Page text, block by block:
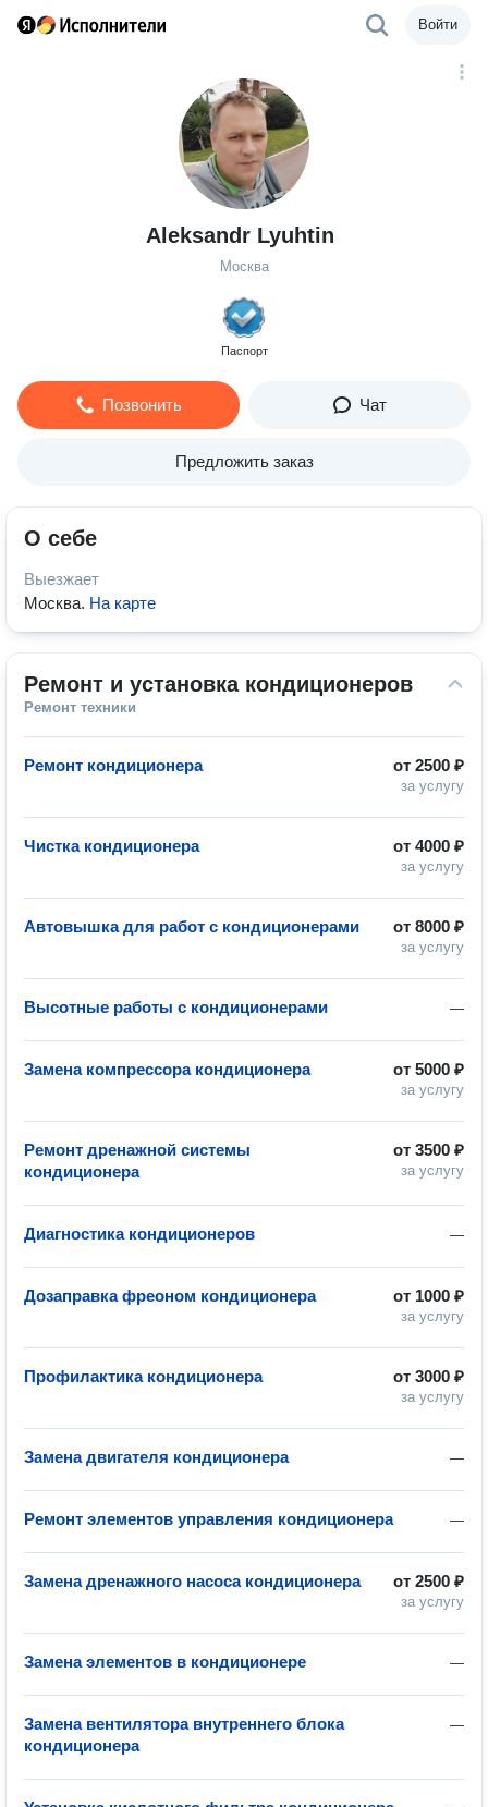
Войти
Aleksandr Lyuhtin
Москва
Паспорт
Позвонить Чат
Предложить заказ
О себе
Выезжает
Москва. На карте
Ремонт и установка кондиционеров
Ремонт техники
от 2500 ₽
за услугу
Ремонт кондиционера
от 4000 ₽
за услугу
Чистка кондиционера
от 8000 ₽
за услугу
Автовышка для работ с кондиционерами
—
Высотные работы с кондиционерами
от 5000 ₽
за услугу
Замена компрессора кондиционера
от 3500 ₽
за услугу
Ремонт дренажной системы
кондиционера
—
Диагностика кондиционеров
от 1000 ₽
за услугу
Дозаправка фреоном кондиционера
от 3000 ₽
за услугу
Профилактика кондиционера
—
Замена двигателя кондиционера
—
Ремонт элементов управления кондиционера
от 2500 ₽
за услугу
Замена дренажного насоса кондиционера
—
Замена элементов в кондиционере
—
Замена вентилятора внутреннего блока
кондиционера